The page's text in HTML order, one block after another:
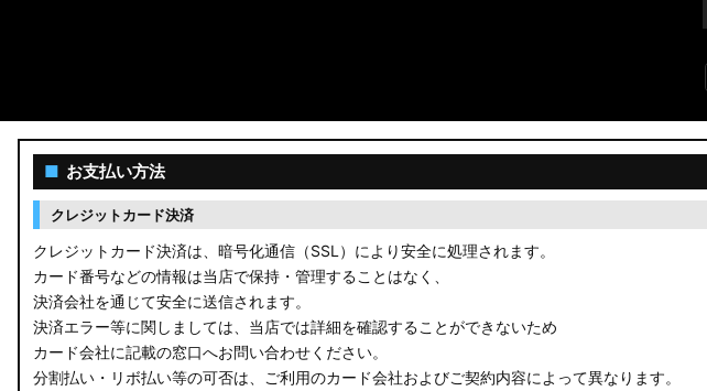
■ お支払い方法
クレジットカード決済
クレジットカード決済は、暗号化通信（SSL）により安全に処理されます。
カード番号などの情報は当店で保持・管理することはなく、
決済会社を通じて安全に送信されます。
決済エラー等に関しましては、当店では詳細を確認することができないため
カード会社に記載の窓口へお問い合わせください。
分割払い・リボ払い等の可否は、ご利用のカード会社およびご契約内容によって異なります。